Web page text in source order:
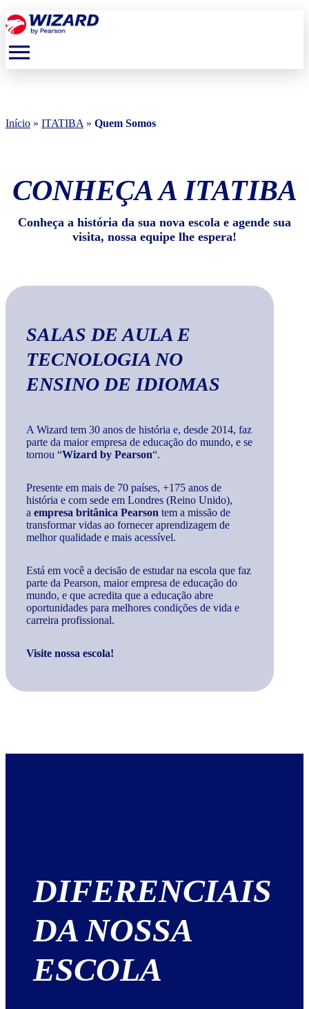
menu
Início » ITATIBA » Quem Somos
CONHEÇA A ITATIBA
Conheça a história da sua nova escola e agende sua
visita, nossa equipe lhe espera!
SALAS DE AULA E
TECNOLOGIANO
ENSINO DE IDIOMAS
A Wizard tem 30 anos de história e, desde 2014, faz
parte da maior empresa de educação do mundo, e se
tornou “Wizard by Pearson“.
Presente em mais de 70 países, +175 anos de
história e com sede em Londres (Reino Unido),
a empresa britânica Pearson tem a missão de
transformar vidas ao fornecer aprendizagem de
melhor qualidade e mais acessível.
Está em você a decisão de estudar na escola que faz
parte da Pearson, maior empresa de educação do
mundo, e que acredita que a educação abre
oportunidades para melhores condições de vida e
carreira profissional.
Visite nossa escola!
DIFERENCIAIS
DA NOSSA
ESCOLA